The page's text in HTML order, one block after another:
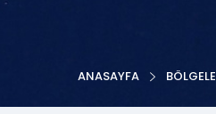
ANASAYFA